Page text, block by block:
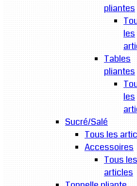
pliantes
les
Tables
pliantes
les
Sucré/Salé
Tous les
Accessoires
Tous les
articles